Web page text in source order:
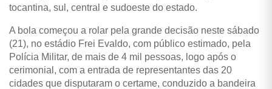
tocantina, sul, central e sudoeste do estado.
A bola começou a rolar pela grande decisão neste sábado
(21), no estádio Frei Evaldo, com público estimado, pela
Polícia Militar, de mais de 4 mil pessoas, logo após o
cerimonial, com a entrada de representantes das 20
cidades que disputaram o certame, conduzido a bandeira